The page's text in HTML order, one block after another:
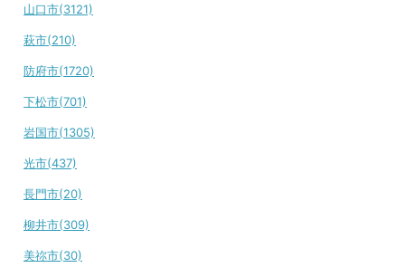
山口市(3121)
萩市(210)
防府市(1720)
下松市(701)
岩国市(1305)
光市(437)
長門市(20)
柳井市(309)
美祢市(30)